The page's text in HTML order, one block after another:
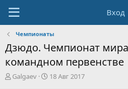
Вход
Чемпионаты
Дзюдо. Чемпионат
командном первенстве
А
Galgaev
Д
18 Авг 2017